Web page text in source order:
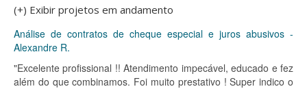
(+) Exibir projetos em andamento
Análise de contratos de cheque especial e juros abusivos -
Alexandre R.
"Excelente profissional !! Atendimento impecável, educado e fez
além do que combinamos. Foi muito prestativo ! Super indico o